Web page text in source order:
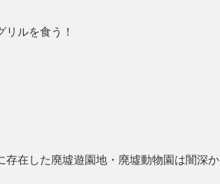
ルを食う！
在した廃墟遊園地・廃墟動物園は闇深